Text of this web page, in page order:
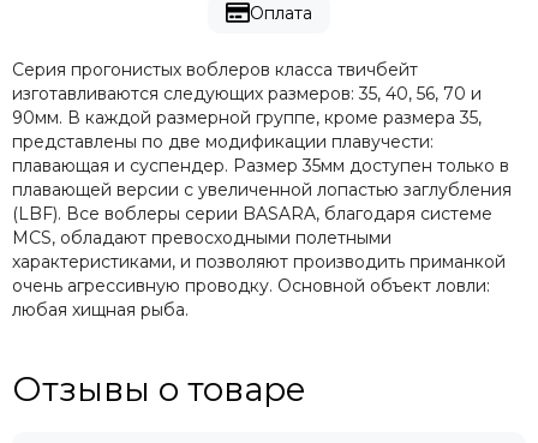
Оплата
Серия прогонистых воблеров класса твичбейт
изготавливаются следующих размеров: 35, 40, 56, 70 и
90мм. В каждой размерной группе, кроме размера 35,
представлены по две модификации плавучести:
плавающая и суспендер. Размер 35мм доступен только в
плавающей версии с увеличенной лопастью заглубления
(LBF). Все воблеры серии BASARA, благодаря системе
MCS, обладают превосходными полетными
характеристиками, и позволяют производить приманкой
очень агрессивную проводку. Основной объект ловли:
любая хищная рыба.
Отзывы о товаре